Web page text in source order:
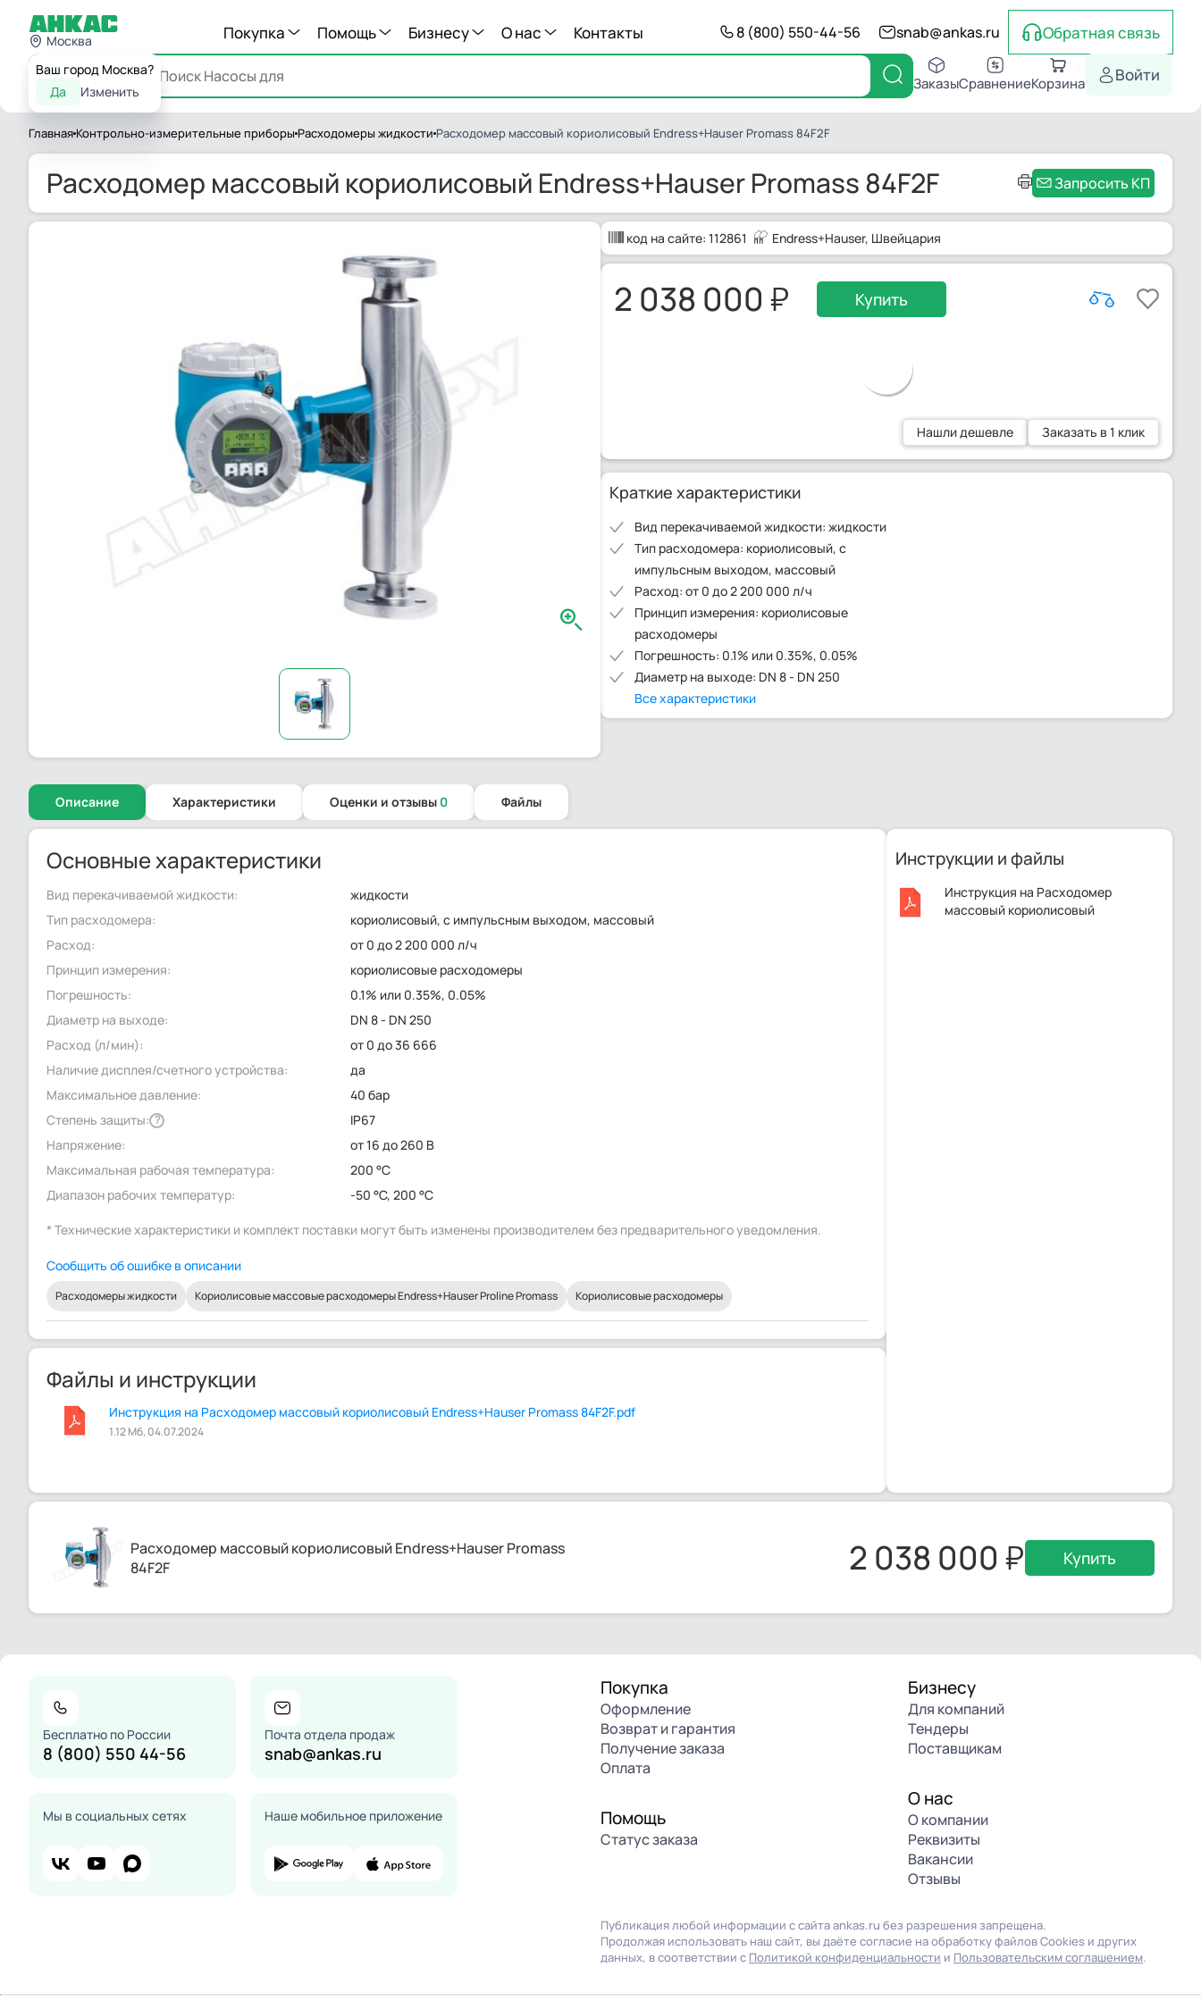
Москва
Ваш город Москва?
Да
Изменить
Покупка Помощь Бизнесу О нас Контакты 8 (800) 550-44-56 snab@ankas.ru Обратная связь
Каталог ЗаказыСравнениеКорзина Войти
Главная Контрольно-измерительные приборы Расходомеры жидкости Расходомер массовый кориолисовый Endress+Hauser Promass 84F2F
Расходомер массовый кориолисовый Endress+Hauser Promass 84F2F Запросить КП
код на сайте: 112861 Endress+Hauser, Швейцария
2 038 000 Купить
Нашли дешевле Заказать в 1 клик
Краткие характеристики
Вид перекачиваемой жидкости: жидкости
Тип расходомера: кориолисовый, с
импульсным выходом, массовый
Расход: от 0 до 2 200 000 л/ч
Принцип измерения: кориолисовые
расходомеры
Погрешность: 0.1% или 0.35%, 0.05%
Диаметр на выходе: DN 8 - DN 250
Все характеристики
Описание Характеристики Оценки и отзывы 0 Файлы
Основные характеристики
Вид перекачиваемой жидкости:
жидкости
Тип расходомера:
кориолисовый, с импульсным выходом, массовый
Расход:
от 0 до 2 200 000 л/ч
Принцип измерения:
кориолисовые расходомеры
Погрешность:
0.1% или 0.35%, 0.05%
Диаметр на выходе:
DN 8 - DN 250
Расход (л/мин):
от 0 до 36 666
Наличие дисплея/счетного устройства:
да
Максимальное давление:
40 бар
Степень защиты: ?
IP67
Напряжение:
от 16 до 260 В
Максимальная рабочая температура:
200 °C
Диапазон рабочих температур:
-50 °C, 200 °C
* Технические характеристики и комплект поставки могут быть изменены производителем без предварительного уведомления.
Сообщить об ошибке в описании
Расходомеры жидкости Кориолисовые массовые расходомеры Endress+Hauser Proline Promass Кориолисовые расходомеры
Файлы и инструкции
Инструкция на Расходомер массовый кориолисовый Endress+Hauser Promass 84F2F.pdf
1.12 Мб, 04.07.2024
Инструкции и файлы
Инструкция на Расходомер
массовый кориолисовый
Расходомер массовый кориолисовый Endress+Hauser Promass
84F2F
2 038 000 Купить
Бесплатно по России
8 (800) 550 44-56
Почта отдела продаж
snab@ankas.ru
Мы в социальных сетях Наше мобильное приложение
Покупка
Оформление
Возврат и гарантия
Получение заказа
Оплата
Помощь
Статус заказа
Бизнесу
Для компаний
Тендеры
Поставщикам
О нас
О компании
Реквизиты
Вакансии
Отзывы
Публикация любой информации с сайта ankas.ru без разрешения запрещена.
Продолжая использовать наш сайт, вы даёте согласие на обработку файлов Cookies и других
данных, в соответствии с Политикой конфиденциальности и Пользовательским соглашением.